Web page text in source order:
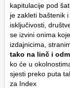
kapitulacije pod
je zakleti baštenik
isključivosti,
se izvini onima
izdajnicima,
tako na linč i
ko će u
sjesti preko puta
za Index